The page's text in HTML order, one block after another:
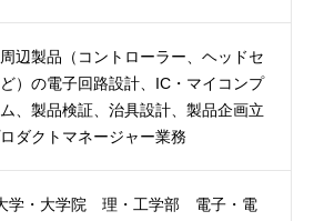
辺製品（コントローラー、ヘッドセ
）の電子回路設計、IC・マイコンプ
、製品検証、治具設計、製品企画立
ダクトマネージャー業務
学・大学院 理・工学部 電子・電